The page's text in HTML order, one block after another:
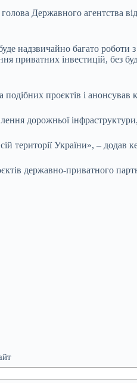
Державного агентства
надзвичайно багато
приватних інвестицій, без
проєктів і
дорожньої
території України», – додав
державно-приватного